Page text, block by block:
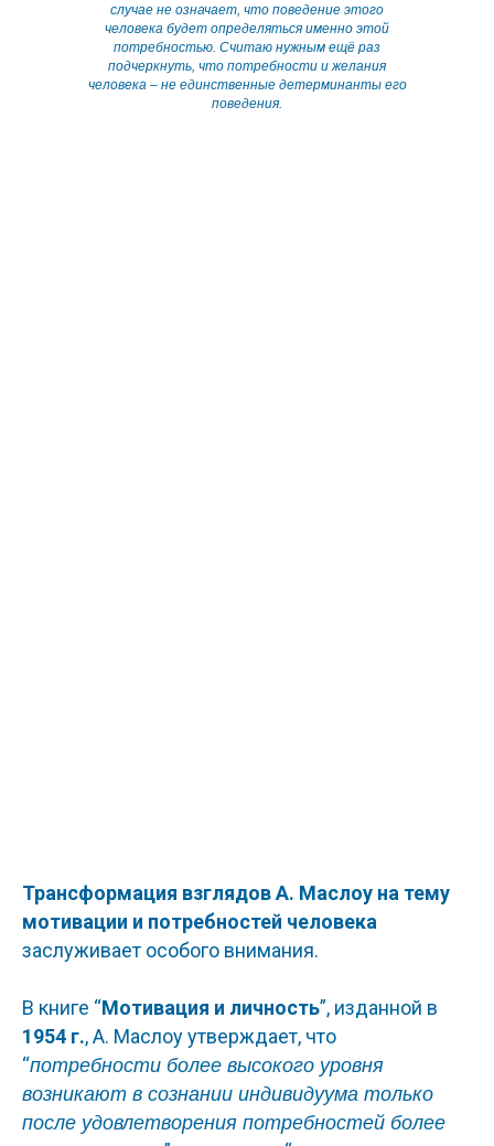
случае не означает, что поведение этого
человека будет определяться именно этой
потребностью. Считаю нужным ещё раз
подчеркнуть, что потребности и желания
человека – не единственные детерминанты его
поведения.
Трансформация взглядов А. Маслоу на тему
мотивации и потребностей человека
заслуживает особого внимания.
В книге “Мотивация и личность”, изданной в
1954 г., А. Маслоу утверждает, что
“потребности более высокого уровня
возникают в сознании индивидуума только
после удовлетворения потребностей более